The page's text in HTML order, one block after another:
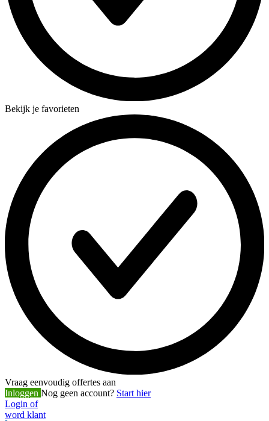
Bekijk je favorieten
Vraag eenvoudig offertes aan
Inloggen Nog geen account? Start hier
Login of
word klant